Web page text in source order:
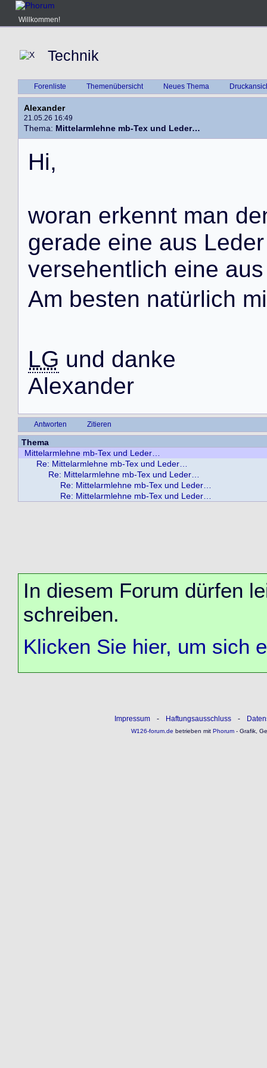
Willkommen!
Technik
Forenliste Themenübersicht Neues Thema
Alexander
21.05.26 16:49
Thema: Mittelarmlehne mb-Tex und Leder…
Hi,
woran erkennt man de
gerade eine aus Leder
versehentlich eine aus
Am besten natürlich mi
LG und danke
Alexander
Antworten Zitieren
Thema
Mittelarmlehne mb-Tex und Leder…
Re: Mittelarmlehne mb-Tex und Leder…
Re: Mittelarmlehne mb-Tex und Leder…
Re: Mittelarmlehne mb-Tex und Leder…
Re: Mittelarmlehne mb-Tex und Leder…
In diesem Forum dürfen
schreiben.
Klicken Sie hier, um sich
Impressum - Haftungsausschluss -
W126-forum.de betrieben mitPhorum- Grafik,